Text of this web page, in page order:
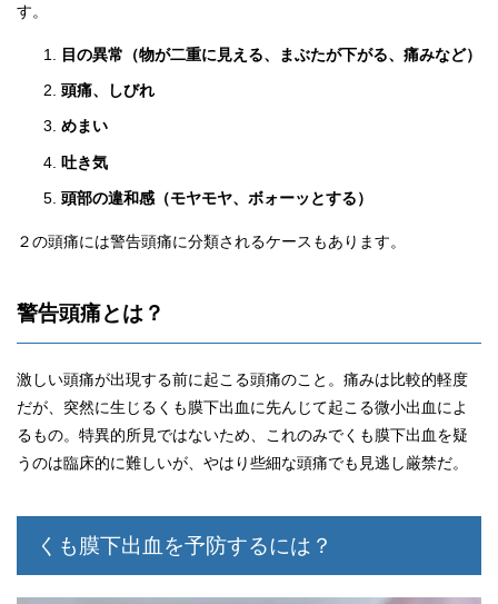
す。
目の異常（物が二重に見える、まぶたが下がる、痛みなど）
頭痛、しびれ
めまい
吐き気
頭部の違和感（モヤモヤ、ボォーッとする）
２の頭痛には警告頭痛に分類されるケースもあります。
警告頭痛とは？
激しい頭痛が出現する前に起こる頭痛のこと。痛みは比較的軽度
だが、突然に生じるくも膜下出血に先んじて起こる微小出血によ
るもの。特異的所見ではないため、これのみでくも膜下出血を疑
うのは臨床的に難しいが、やはり些細な頭痛でも見逃し厳禁だ。
くも膜下出血を予防するには？